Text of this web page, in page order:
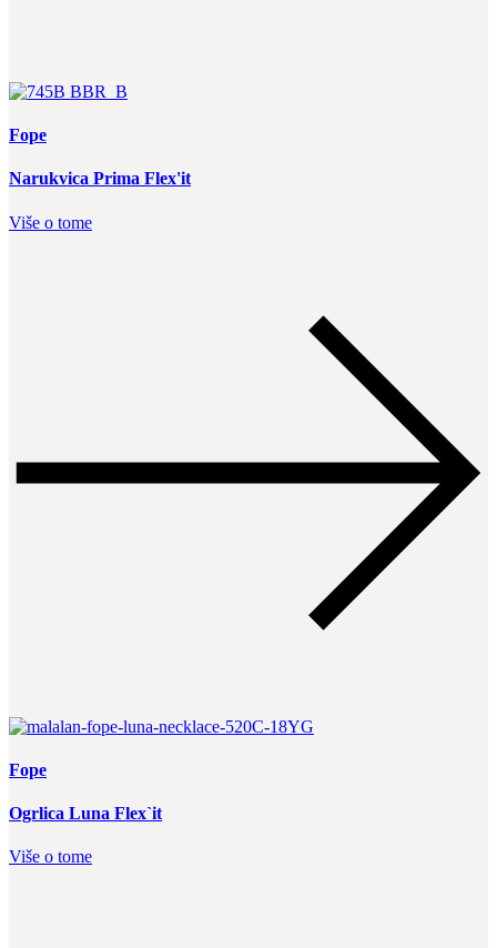
Fope
Narukvica Prima Flex'it
Više o tome
Fope
Ogrlica Luna Flex`it
Više o tome